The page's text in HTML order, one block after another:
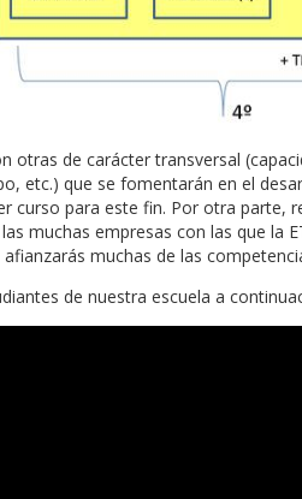
otras de carácter transversal
etc.) que se fomentarán en el
curso para este fin. Por otra parte,
muchas empresas con las que la
muchas de las
de nuestra escuela a